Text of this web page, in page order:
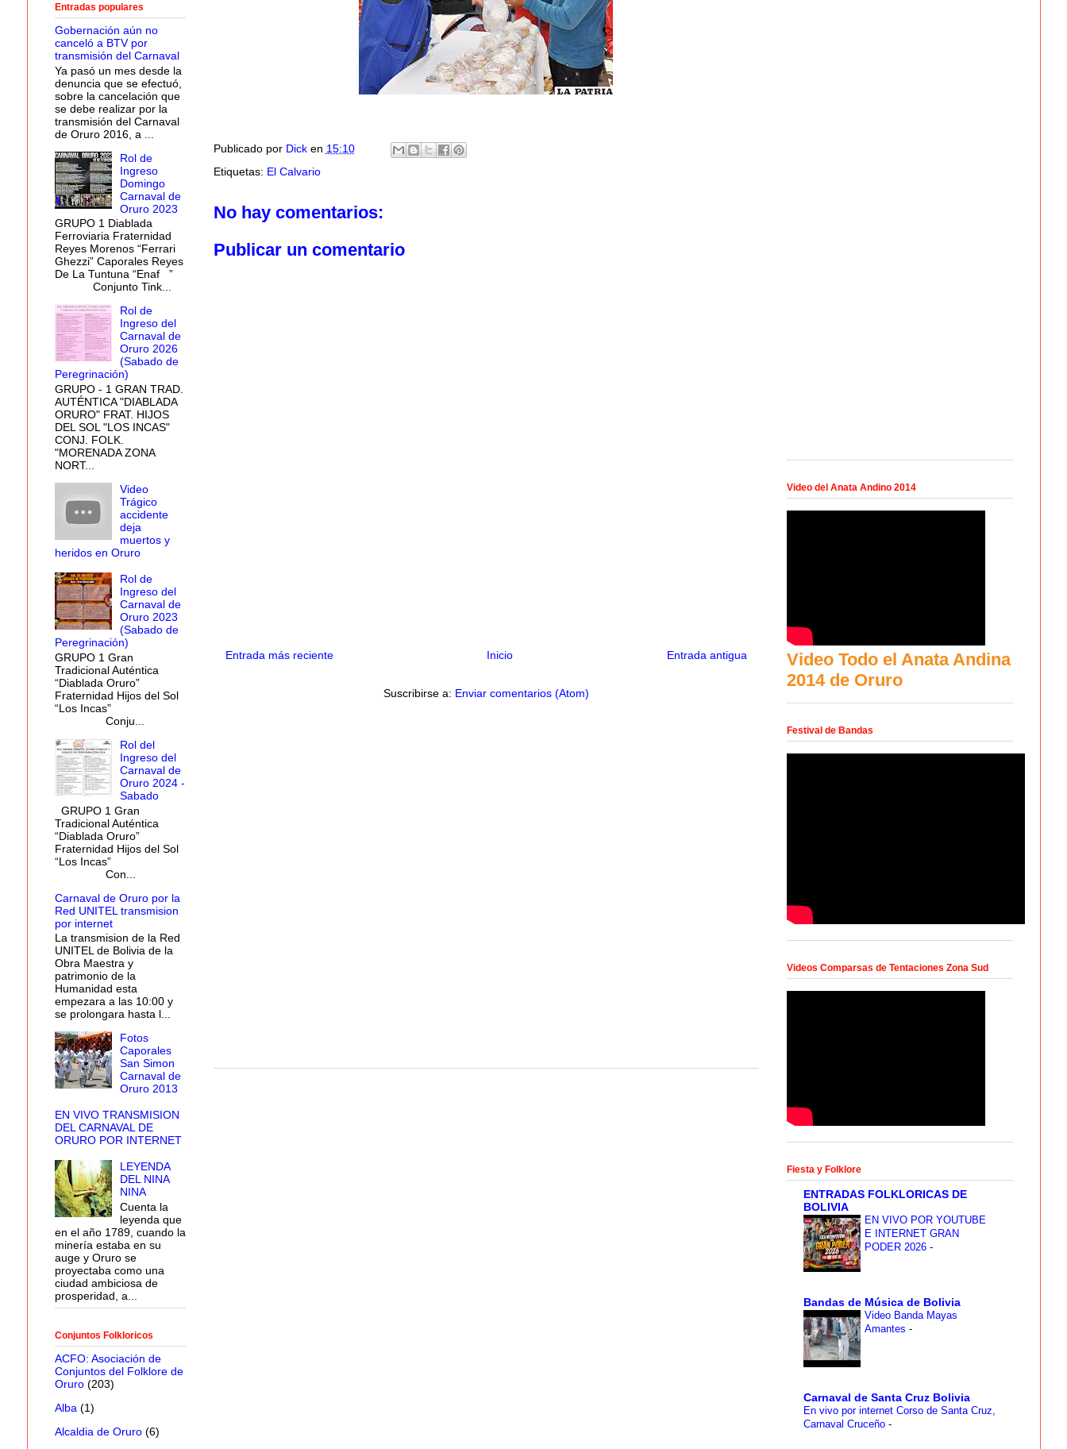
Publicado por Dick en 15:10
Etiquetas: El Calvario
No hay comentarios:
Publicar un comentario
Entrada más reciente Entrada antigua
Inicio
Suscribirse a: Enviar comentarios (Atom)
Entradas populares
Gobernación aún no
canceló a BTV por
transmisión del Carnaval
Ya pasó un mes desde la
denuncia que se efectuó,
sobre la cancelación que
se debe realizar por la
transmisión del Carnaval
de Oruro 2016, a ...
Rol de
Ingreso
Domingo
Carnaval de
Oruro 2023
GRUPO 1 Diablada
Ferroviaria Fraternidad
Reyes Morenos “Ferrari
Ghezzi” Caporales Reyes
De La Tuntuna “Enaf ”
Conjunto Tink...
Rol de
Ingreso del
Carnaval de
Oruro 2026
(Sabado de
Peregrinación)
GRUPO - 1 GRAN TRAD.
AUTÉNTICA "DIABLADA
ORURO" FRAT. HIJOS
DEL SOL "LOS INCAS"
CONJ. FOLK.
"MORENADA ZONA
NORT...
Video
Trágico
accidente
deja
muertos y
heridos en Oruro
Rol de
Ingreso del
Carnaval de
Oruro 2023
(Sabado de
Peregrinación)
GRUPO 1 Gran
Tradicional Auténtica
“Diablada Oruro”
Fraternidad Hijos del Sol
“Los Incas”
Conju...
Rol del
Ingreso del
Carnaval de
Oruro 2024 -
Sabado
GRUPO 1 Gran
Tradicional Auténtica
“Diablada Oruro”
Fraternidad Hijos del Sol
“Los Incas”
Con...
Carnaval de Oruro por la
Red UNITEL transmision
por internet
La transmision de la Red
UNITEL de Bolivia de la
Obra Maestra y
patrimonio de la
Humanidad esta
empezara a las 10:00 y
se prolongara hasta l...
Fotos
Caporales
San Simon
Carnaval de
Oruro 2013
EN VIVO TRANSMISION
DEL CARNAVAL DE
ORURO POR INTERNET
LEYENDA
DEL NINA
NINA
Cuenta la
leyenda que
en el año 1789, cuando la
minería estaba en su
auge y Oruro se
proyectaba como una
ciudad ambiciosa de
prosperidad, a...
Conjuntos Folkloricos
ACFO: Asociación de
Conjuntos del Folklore de
Oruro (203)
Alba (1)
Alcaldia de Oruro (6)
Video del Anata Andino 2014
Video Todo el Anata Andina
2014 de Oruro
Festival de Bandas
Videos Comparsas de Tentaciones Zona Sud
Fiesta y Folklore
ENTRADAS FOLKLORICAS DE
BOLIVIA
EN VIVO POR YOUTUBE
E INTERNET GRAN
PODER 2026 -
Bandas de Música de Bolivia
Video Banda Mayas
Amantes -
Carnaval de Santa Cruz Bolivia
En vivo por internet Corso de Santa Cruz,
Carnaval Cruceño -